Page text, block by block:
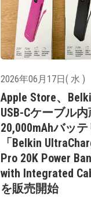
2026年06月17日( 水 )
Apple Store、
USB-Cケーブル
20,000mAhバッ
「Belkin
Pro 20K Power
with Integrated
を販売開始